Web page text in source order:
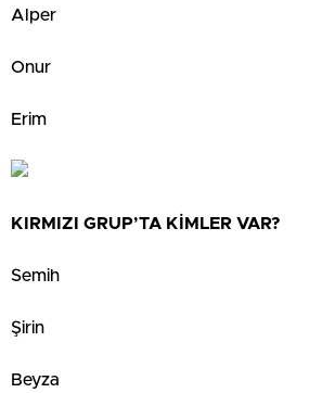
Alper
Onur
Erim
KIRMIZI GRUP’TA KİMLER VAR?
Semih
Şirin
Beyza